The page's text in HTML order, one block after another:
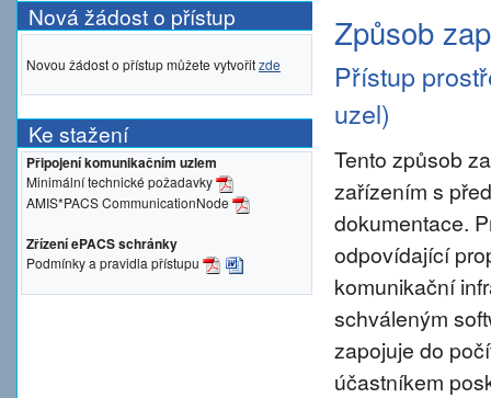
Nová žádost o přístup
Novou žádost o přístup můžete vytvořitzde
Ke stažení
Připojení komunikačním uzlem
Minimální technické požadavky
AMIS*PACS CommunicationNode
Zřízení ePACS schránky
Podmínky a pravidla přístupu
Způsob
Přístup
uzel)
Tento způsob
zařízením s
dokumentace.
odpovídající
komunikační
schváleným
zapojuje do
účastníkem